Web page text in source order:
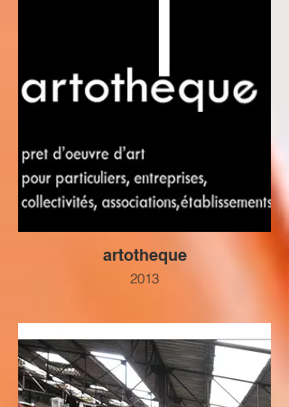
artotheque
2013